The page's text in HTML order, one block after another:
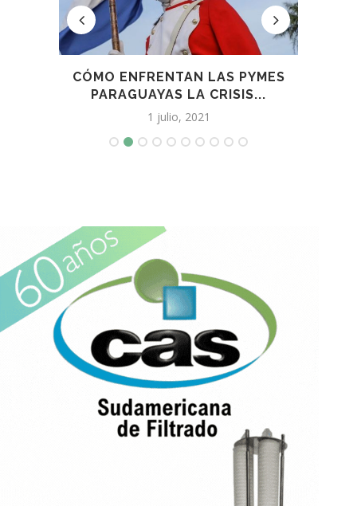
CÓMO ENFRENTAN LAS PYMES
PARAGUAYAS LA CRISIS...
1 julio, 2021